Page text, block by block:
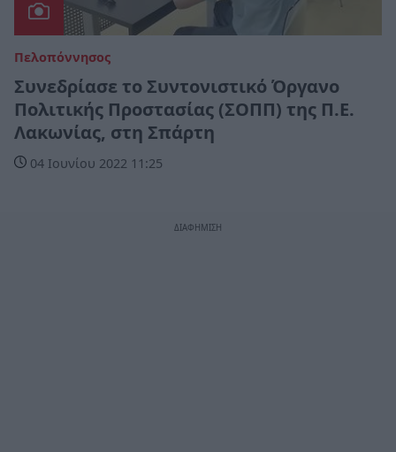
Πελοπόννησος
Συνεδρίασε το Συντονιστικό Όργανο
Πολιτικής Προστασίας (ΣΟΠΠ) της Π.Ε.
Λακωνίας, στη Σπάρτη
04 Ιουνίου 2022 11:25